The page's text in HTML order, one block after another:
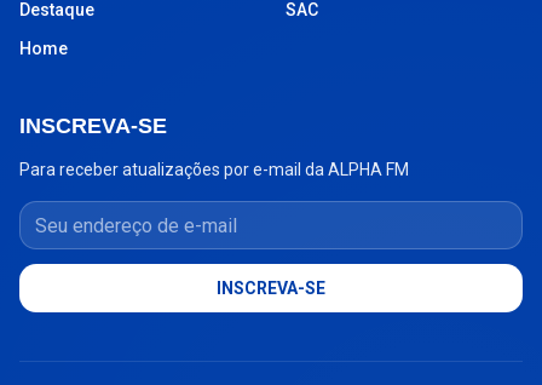
Destaque
Home
SAC
INSCREVA-SE
Para receber atualizações por e-mail da ALPHA FM
Seu endereço de e-mail
INSCREVA-SE